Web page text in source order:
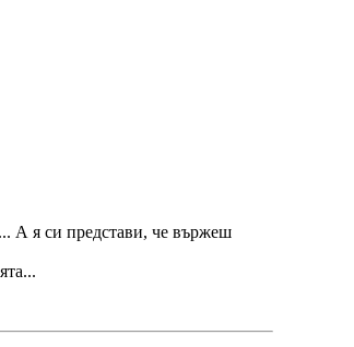
А я си представи, че вържеш